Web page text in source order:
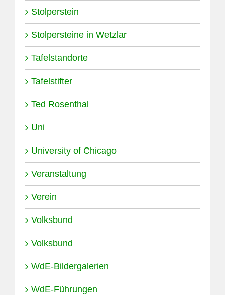
Stolperstein
Stolpersteine in Wetzlar
Tafelstandorte
Tafelstifter
Ted Rosenthal
Uni
University of Chicago
Veranstaltung
Verein
Volksbund
Volksbund
WdE-Bildergalerien
WdE-Führungen